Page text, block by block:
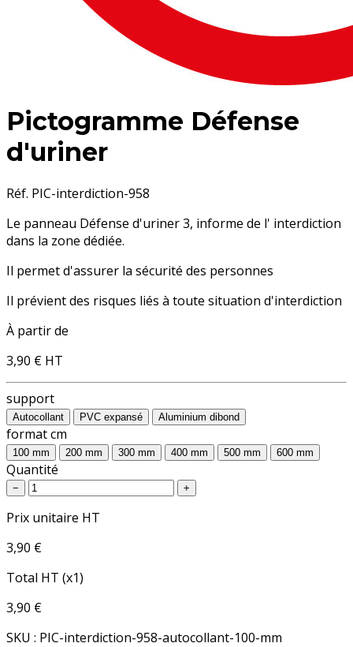
Pictogramme Défense
d'uriner
Réf. PIC-interdiction-958
Le panneau Défense d'uriner 3, informe de l' interdiction
dans la zone dédiée.
Il permet d'assurer la sécurité des personnes
Il prévient des risques liés à toute situation d'interdiction
À partir de
3,90 € HT
support
Autocollant PVC expansé Aluminium dibond
format cm
100 mm 200 mm 300 mm 400 mm 500 mm 600 mm
Quantité
− +
Prix unitaire HT
3,90 €
Total HT (x1)
3,90 €
SKU : PIC-interdiction-958-autocollant-100-mm